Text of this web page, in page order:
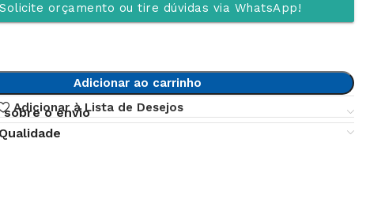
Solicite orçamento ou tire dúvidas via WhatsApp!
Adicionar ao carrinho
Adicionar à Lista de Desejos
o envio